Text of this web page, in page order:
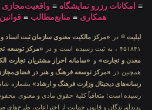
≡ امکانات رزرو نمایشگاه ≡
همکاری ≡ منابع‌مطالب ≡ قوانین
لیلیت® در «مرکز مالکیت معنوی سازمان ثبت اسناد
۴۵۱۸۴۱ ، به ثبت رسیده است و در
«مرکز توسعه
معدن و تجارت»و «سامانه احراز مشتریان تجارت
همچنین در «مرکز توسعه فرهنگ و هنر در
رسانه‌های دیجیتال وزارت فرهنگ و ارشاد»
رسیده است؛ متعاقباً کلیهٔ حقوق مادی و معنوی
پدیدآورندگان و قانون حمایت از اختراعات، طرح‌های